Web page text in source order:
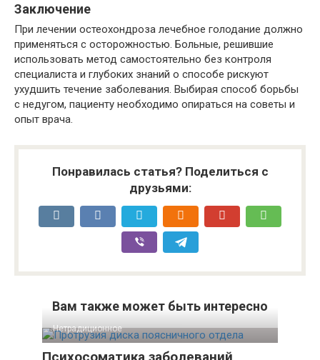
Заключение
При лечении остеохондроза лечебное голодание должно
применяться с осторожностью. Больные, решившие
использовать метод самостоятельно без контроля
специалиста и глубоких знаний о способе рискуют
ухудшить течение заболевания. Выбирая способ борьбы
с недугом, пациенту необходимо опираться на советы и
опыт врача.
Понравилась статья? Поделиться с
друзьями:
Вам также может быть интересно
Нетрадиционное
Психосоматика заболеваний